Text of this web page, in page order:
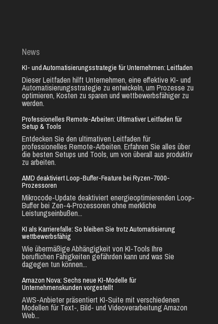
News
KI- und Automatisierungsstrategie für Unternehmen: Leitfaden
Dieser Leitfaden hilft Unternehmen, eine effektive KI- und
Automatisierungsstrategie zu entwickeln, um Prozesse zu
optimieren, Kosten zu sparen und wettbewerbsfähiger zu
werden.
Professionelles Remote-Arbeiten: Ultimativer Leitfaden für
Setup & Tools
Entdecken Sie den ultimativen Leitfaden für
professionelles Remote-Arbeiten. Erfahren Sie alles über
die besten Setups und Tools, um von überall aus produktiv
zu arbeiten.
AMD deaktiviert Loop-Buffer-Feature bei Ryzen-7000-
Prozessoren
Mikrocode-Update deaktiviert energieoptimierenden Loop-
Buffer bei Zen-4-Prozessoren ohne merkliche
Leistungseinbußen...
KI als Karrierefalle: So bleiben Sie trotz Automatisierung
wettbewerbsfähig
Wie übermäßige Abhängigkeit von KI-Tools Ihre
beruflichen Fähigkeiten gefährden kann und was Sie
dagegen tun können...
Amazon Nova: Sechs neue KI-Modelle für
Unternehmenskunden vorgestellt
AWS-Anbieter präsentiert KI-Suite mit verschiedenen
Modellen für Text-, Bild- und Videoverarbeitung Amazon
Web...